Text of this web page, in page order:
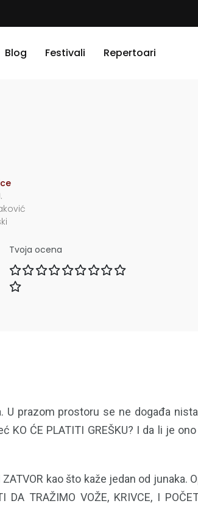
Blog Festivali Repertoari
Tvoja ocena
U prazom prostoru se ne događa
ĆE PLATITI GREŠKU? I da li je
kao što kaže jedan od junaka.
TRAŽIMO VOŽE, KRIVCE, I